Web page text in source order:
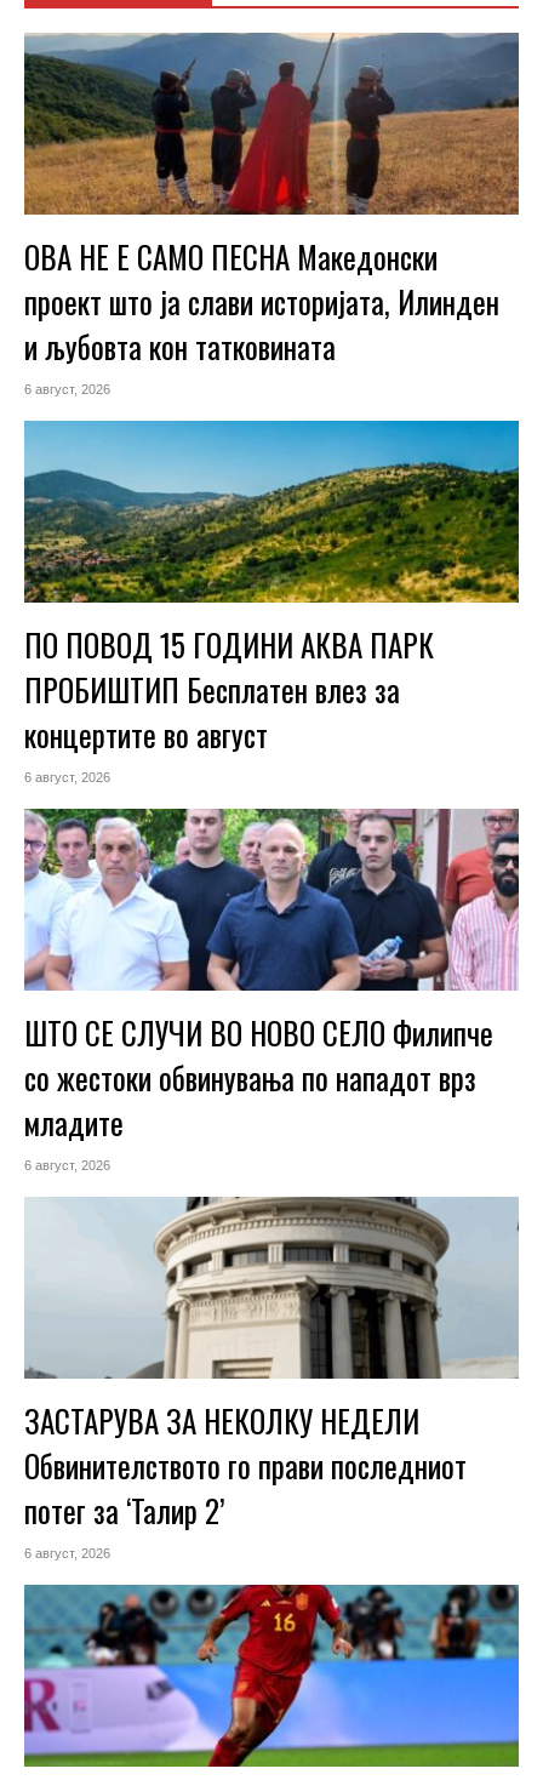
ОВА НЕ Е САМО ПЕСНА Македонски
проект што ја слави историјата, Илинден
и љубовта кон татковината
6 август, 2026
ПО ПОВОД 15 ГОДИНИ АКВА ПАРК
ПРОБИШТИП Бесплатен влез за
концертите во август
6 август, 2026
ШТО СЕ СЛУЧИ ВО НОВО СЕЛО Филипче
со жестоки обвинувања по нападот врз
младите
6 август, 2026
ЗАСТАРУВА ЗА НЕКОЛКУ НЕДЕЛИ
Обвинителството го прави последниот
потег за ‘Талир 2’
6 август, 2026